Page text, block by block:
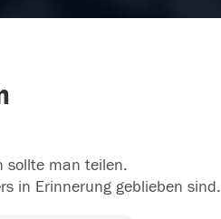
sollte man teilen.
in Erinnerung geblieben sind.